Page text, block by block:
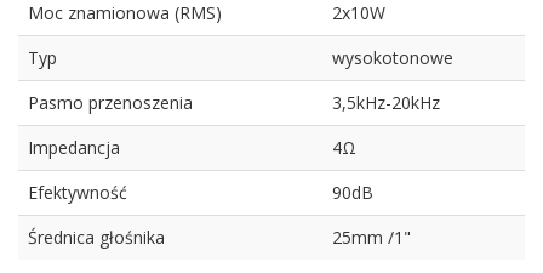
Moc znamionowa (RMS)
2x10W
Typ
wysokotonowe
Pasmo przenoszenia
3,5kHz-20kHz
Impedancja
4Ω
Efektywność
90dB
Średnica głośnika
25mm /1"